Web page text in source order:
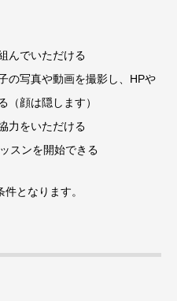
んでいただける
の写真や動画を撮影し、HPや
（顔は隠します）
力をいただける
スンを開始できる
となります。